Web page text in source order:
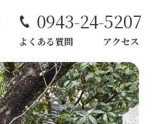
0943-24-5207
よくある質問 アクセス